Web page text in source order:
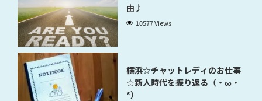
由♪
10577 Views
横浜☆チャットレディのお仕事
☆新人時代を振り返る（・ω・
*）